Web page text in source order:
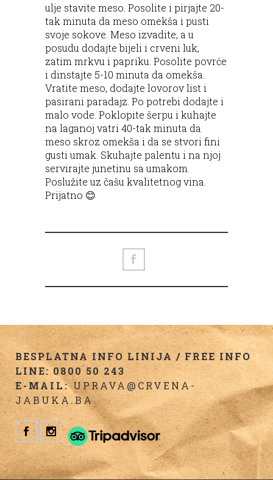
ulje stavite meso. Posolite i pirjajte 20-
tak minuta da meso omekša i pusti
svoje sokove. Meso izvadite, a u
posudu dodajte bijeli i crveni luk,
zatim mrkvu i papriku. Posolite povrće
i dinstajte 5-10 minuta da omekša.
Vratite meso, dodajte lovorov list i
pasirani paradajz. Po potrebi dodajte i
malo vode. Poklopite šerpu i kuhajte
na laganoj vatri 40-tak minuta da
meso skroz omekša i da se stvori fini
gusti umak. Skuhajte palentu i na njoj
servirajte junetinu sa umakom.
Poslužite uz čašu kvalitetnog vina.
Prijatno 😊
BESPLATNA INFO LINIJA / FREE INFO
LINE: 0800 50 243
E-MAIL:UPRAVA@CRVENA-
JABUKA.BA